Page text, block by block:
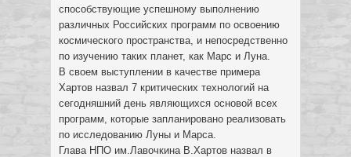
способствующие успешному выполнению
различных Российских программ по освоению
космического пространства, и непосредственно
по изучению таких планет, как Марс и Луна.
В своем выступлении в качестве примера
Хартов назвал 7 критических технологий на
сегодняшний день являющихся основой всех
программ, которые запланировано реализовать
по исследованию Луны и Марса.
Глава НПО им.Лавочкина В.Хартов назвал в